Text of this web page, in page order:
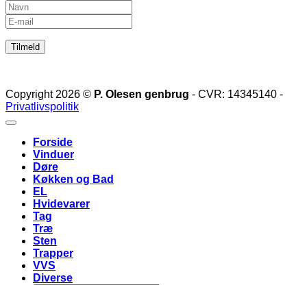
Copyright 2026 © P. Olesen genbrug - CVR: 14345140 -
Privatlivspolitik
Forside
Vinduer
Døre
Køkken og Bad
EL
Hvidevarer
Tag
Træ
Sten
Trapper
VVS
Diverse